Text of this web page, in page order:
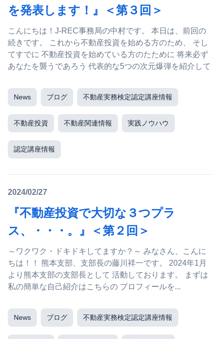
を発表します！』＜第３回＞
こんにちは！J-REC事務局の中村です。 本日は、前回の
続きです。 これから不動産投資を始める方のため、 そし
てすでに 不動産投資を始めている方のたために 将来必ず
あなたを襲うであろう 代表的な5つの次元爆弾を紹介して
News ブログ 不動産実務検定認定講座情報
不動産投資 不動産関連情報 実践ノウハウ
認定講座情報
2024/02/27
『不動産投資で大切な３つプラ
ス、・・・。』＜第２回＞
～ワクワク・ドキドキしてますか？～ みなさん、こんに
ちは！！ 熊本支部、支部長の藤川祥一です。 2024年1月
より熊本支部の支部長として 活動しております。 まずは
私の簡単な自己紹介はこちらの プロフィールを...
News ブログ 不動産実務検定認定講座情報